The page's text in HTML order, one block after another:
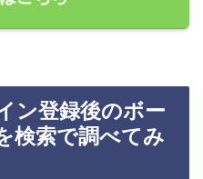
ン登録後のボー
検索で調べてみ